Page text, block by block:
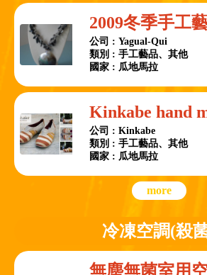
2009冬季手工
公司 : Yagual-Qui
類別 : 手工藝品、其他
國家 : 瓜地馬拉
Kinkabe hand
公司 : Kinkabe
類別 : 手工藝品、其他
國家 : 瓜地馬拉
more
冷凍空調(殺
無塵無菌室用